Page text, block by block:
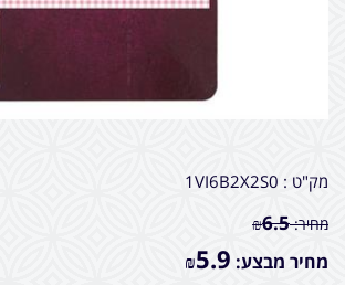
מק"ט : 1VI6B2X2S0
מחיר: ₪6.5
מחיר מבצע: ₪5.9